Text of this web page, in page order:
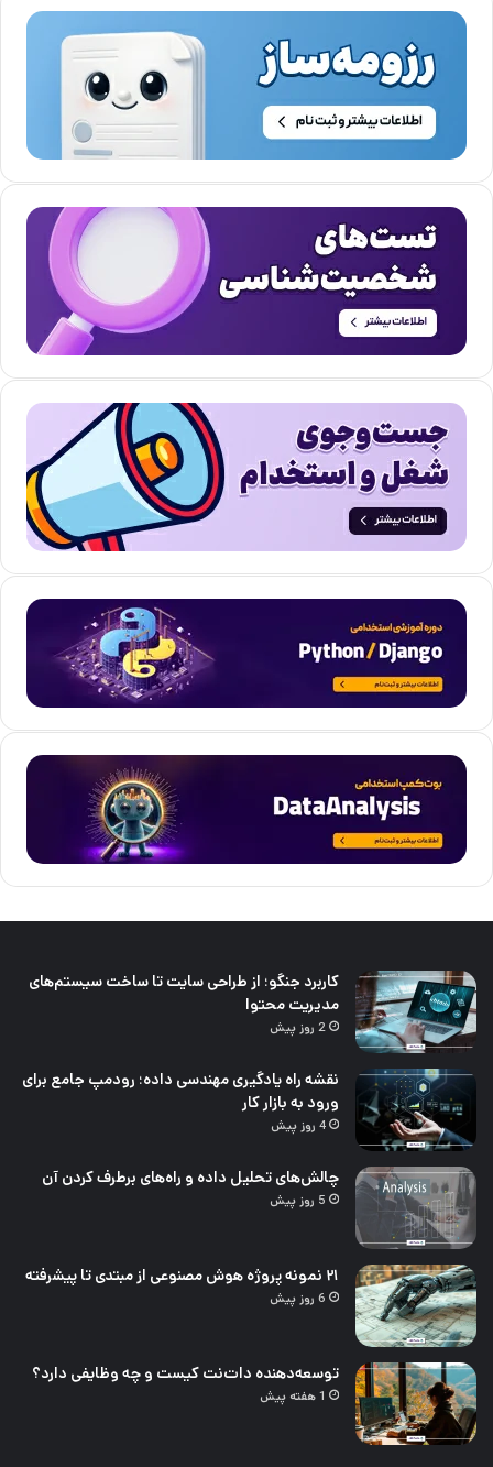
کاربرد جنگو؛ از طراحی سایت تا ساخت سیستم‌های
مدیریت محتوا
2 روز پیش
نقشه راه یادگیری مهندسی داده؛ رودمپ جامع برای
ورود به بازار کار
4 روز پیش
چالش‌های تحلیل داده و راه‌های برطرف کردن آن
5 روز پیش
۲۱ نمونه پروژه هوش مصنوعی از مبتدی تا پیشرفته
6 روز پیش
توسعه‌دهنده دات‌نت کیست و چه وظایفی دارد؟
1 هفته پیش